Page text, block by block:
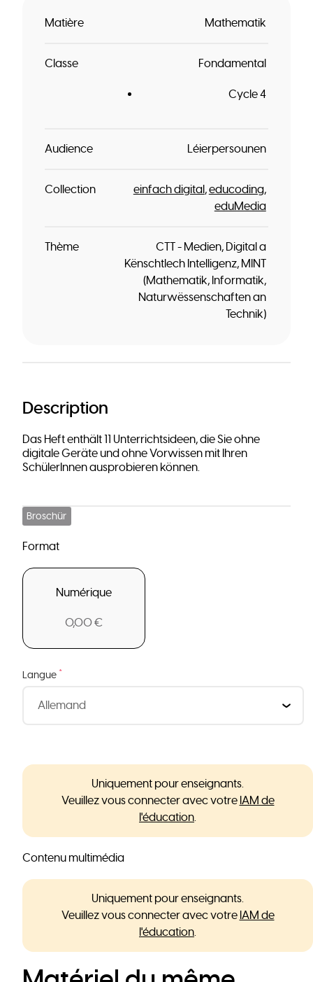
Matière Mathematik
Classe Fondamental
Cycle 4
Audience Léierpersounen
Collection einfach digital educoding
eduMedia
Thème
CTT - Medien, Digital a
Kënschtlech Intelligenz MINT
(Mathematik, Informatik,
Naturwëssenschaften an
Technik)
Description
Das Heft enthält 11 Unterrichtsideen, die Sie ohne
digitale Geräte und ohne Vorwissen mit Ihren
SchülerInnen ausprobieren können.
Broschür
Format
Numérique
0,00 €
Langue *
Uniquement pour enseignants.
Veuillez vous connecter avec votre IAM de
l'éducation.
Contenu multimédia
Uniquement pour enseignants.
Veuillez vous connecter avec votre IAM de
l'éducation.